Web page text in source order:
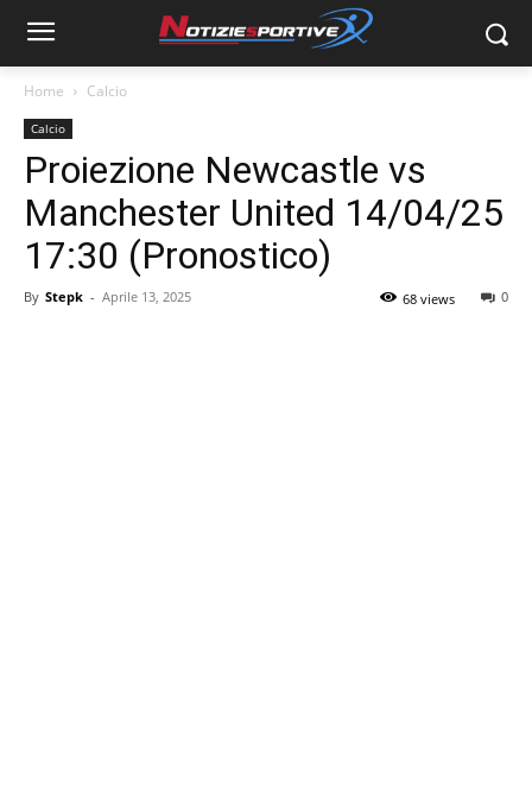
Home Calcio
Calcio
Proiezione Newcastle vs
Manchester United 14/04/25
17:30 (Pronostico)
By Stepk - Aprile 13, 2025 0
68 views